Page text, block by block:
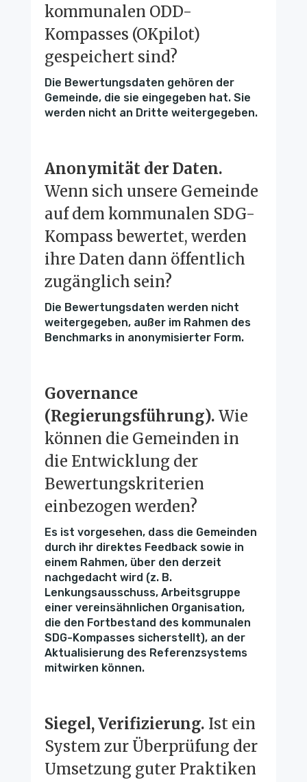
kommunalen ODD-
Kompasses (OKpilot)
gespeichert sind?
Die Bewertungsdaten gehören der
Gemeinde, die sie eingegeben hat. Sie
werden nicht an Dritte weitergegeben.
Anonymität der Daten.
Wenn sich unsere Gemeinde
auf dem kommunalen SDG-
Kompass bewertet, werden
ihre Daten dann öffentlich
zugänglich sein?
Die Bewertungsdaten werden nicht
weitergegeben, außer im Rahmen des
Benchmarks in anonymisierter Form.
Governance
(Regierungsführung). Wie
können die Gemeinden in
die Entwicklung der
Bewertungskriterien
einbezogen werden?
Es ist vorgesehen, dass die Gemeinden
durch ihr direktes Feedback sowie in
einem Rahmen, über den derzeit
nachgedacht wird (z. B.
Lenkungsausschuss, Arbeitsgruppe
einer vereinsähnlichen Organisation,
die den Fortbestand des kommunalen
SDG-Kompasses sicherstellt), an der
Aktualisierung des Referenzsystems
mitwirken können.
Siegel, Verifizierung. Ist ein
System zur Überprüfung der
Umsetzung guter Praktiken